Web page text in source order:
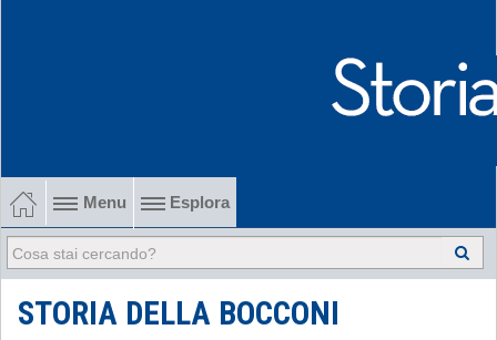
Menu Esplora
1902-1915 Gli esordi
1915-1945 Tra le due guerre
STORIA DELLA BOCCONI